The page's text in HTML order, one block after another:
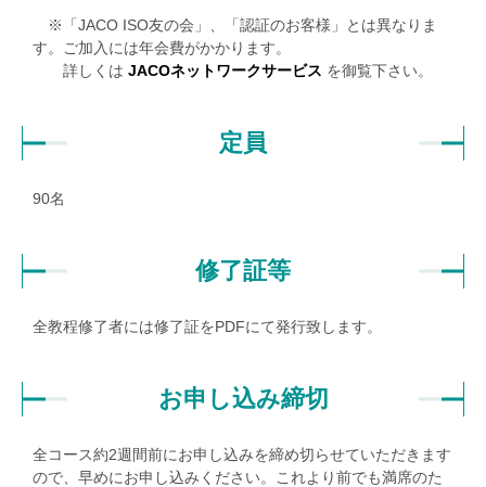
※「JACO ISO友の会」、「認証のお客様」とは異なりま
す。ご加入には年会費がかかります。
詳しくは JACOネットワークサービス を御覧下さい。
定員
90名
修了証等
全教程修了者には修了証をPDFにて発行致します。
お申し込み締切
全コース約2週間前にお申し込みを締め切らせていただきます
ので、早めにお申し込みください。これより前でも満席のた